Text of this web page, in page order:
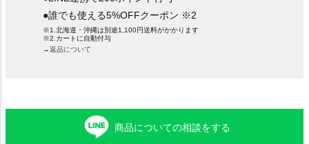
●誰でも使える5%OFFクーポン ※2
※1.北海道・沖縄は別途1,100円送料がかかります
※2.カートに自動付与
→返品について
商品についての相談をする